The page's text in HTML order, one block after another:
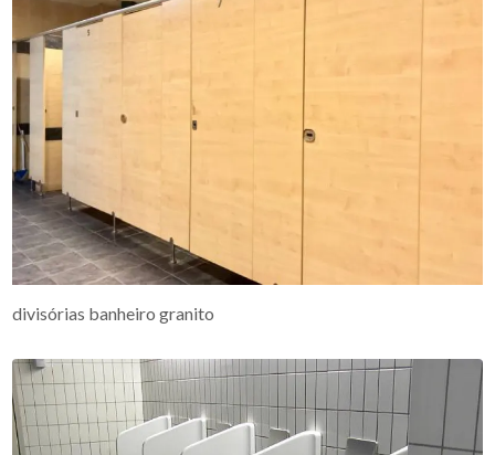
divisórias banheiro granito